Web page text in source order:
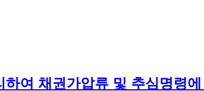
여 채권가압류 및 추심명령